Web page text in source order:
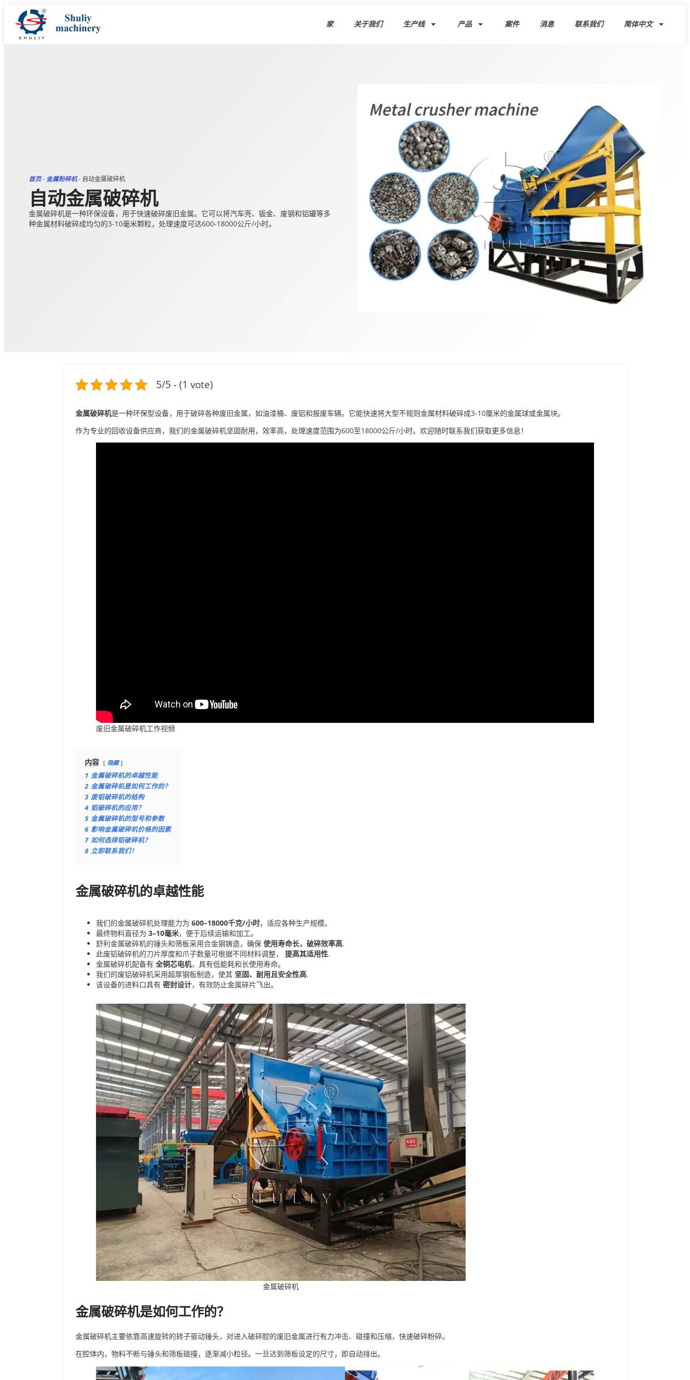
家 关于我们 生产线 产品 案件 消息 联系我们 简体中文
首页- 金属粉碎机- 自动金属破碎机
自动金属破碎机
金属破碎机是一种环保设备，用于快速破碎废旧金属。它可以将汽车壳、钣金、废钢和铝罐等多
种金属材料破碎成均匀的3-10毫米颗粒，处理速度可达600-18000公斤/小时。
5/5 - (1 vote)
金属破碎机是一种环保型设备，用于破碎各种废旧金属，如油漆桶、废铝和报废车辆。它能快速将大型不规则金属材料破碎成3-10厘米的金属球或金属块。
作为专业的回收设备供应商，我们的金属破碎机坚固耐用，效率高，处理速度范围为600至18000公斤/小时。欢迎随时联系我们获取更多信息！
废旧金属破碎机工作视频
内容 隐藏
1 金属破碎机的卓越性能
2 金属破碎机是如何工作的？
3 废铝破碎机的结构
4 铝破碎机的应用？
5 金属破碎机的型号和参数
6 影响金属破碎机价格的因素
7 如何选择铝破碎机？
8 立即联系我们！
金属破碎机的卓越性能
我们的金属破碎机处理能力为 600–18000千克/小时，适应各种生产规模。
最终物料直径为 3–10毫米，便于后续运输和加工。
舒利金属破碎机的锤头和筛板采用合金钢铸造，确保 使用寿命长，破碎效率高.
此废铝破碎机的刀片厚度和爪子数量可根据不同材料调整， 提高其适用性.
金属破碎机配备有 全铜芯电机，具有低能耗和长使用寿命。
我们的废铝破碎机采用超厚钢板制造，使其 坚固、耐用且安全性高.
该设备的进料口具有 密封设计，有效防止金属碎片飞出。
金属破碎机
金属破碎机是如何工作的？
金属破碎机主要依靠高速旋转的转子驱动锤头，对进入破碎腔的废旧金属进行有力冲击、碰撞和压缩，快速破碎粉碎。
在腔体内，物料不断与锤头和筛板碰撞，逐渐减小粒径。一旦达到筛板设定的尺寸，即自动排出。